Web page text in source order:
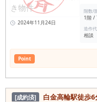
2024年11月24日
階数/
1階 /
造作
相談
Point
[成約済] 白金高輪駅徒歩6分・都営バ